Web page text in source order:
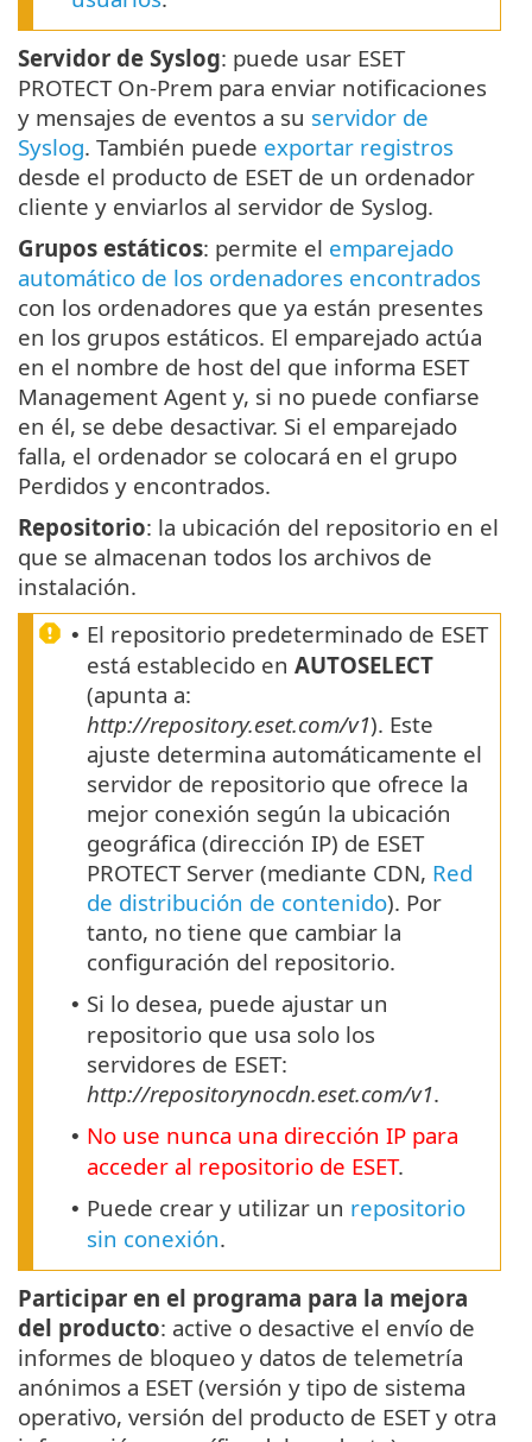
Servidor de Syslog: puede usar ESET
PROTECT On-Prem para enviar notificaciones
y mensajes de eventos a su servidor de
Syslog. También puede exportar registros
desde el producto de ESET de un ordenador
cliente y enviarlos al servidor de Syslog.
Grupos estáticos: permite el emparejado
automático de los ordenadores encontrados
con los ordenadores que ya están presentes
en los grupos estáticos. El emparejado actúa
en el nombre de host del que informa ESET
Management Agent y, si no puede confiarse
en él, se debe desactivar. Si el emparejado
falla, el ordenador se colocará en el grupo
Perdidos y encontrados.
Repositorio: la ubicación del repositorio en el
que se almacenan todos los archivos de
instalación.
• El repositorio predeterminado de ESET
está establecido en AUTOSELECT
(apunta a:
http://repository.eset.com/v1). Este
ajuste determina automáticamente el
servidor de repositorio que ofrece la
mejor conexión según la ubicación
geográfica (dirección IP) de ESET
PROTECT Server (mediante CDN, Red
de distribución de contenido). Por
tanto, no tiene que cambiar la
configuración del repositorio.
• Si lo desea, puede ajustar un
repositorio que usa solo los
servidores de ESET:
http://repositorynocdn.eset.com/v1.
• No use nunca una dirección IP para
acceder al repositorio de ESET.
• Puede crear y utilizar un repositorio
sin conexión.
Participar en el programa para la mejora
del producto: active o desactive el envío de
informes de bloqueo y datos de telemetría
anónimos a ESET (versión y tipo de sistema
operativo, versión del producto de ESET y otra